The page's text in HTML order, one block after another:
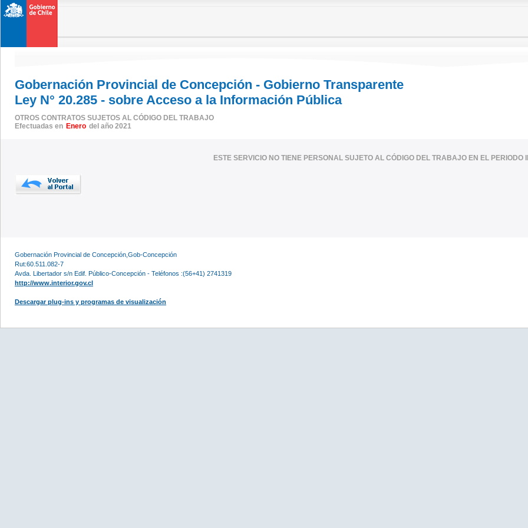
Gobernación Provincial de Concepción - Gobierno Transparente
Ley N° 20.285 - sobre Acceso a la Información Pública
OTROS CONTRATOS SUJETOS AL CÓDIGO DEL TRABAJO
Efectuadas en Enero del año 2021
ESTE SERVICIO NO TIENE PERSONAL SUJETO AL CÓDIGO DEL TRABAJO EN EL PERIODO
Gobernación Provincial de Concepción,Gob-Concepción
Rut:60.511.082-7
Avda. Libertador s/n Edif. Público-Concepción - Teléfonos :(56+41) 2741319
http://www.interior.gov.cl
Descargar plug-ins y programas de visualización